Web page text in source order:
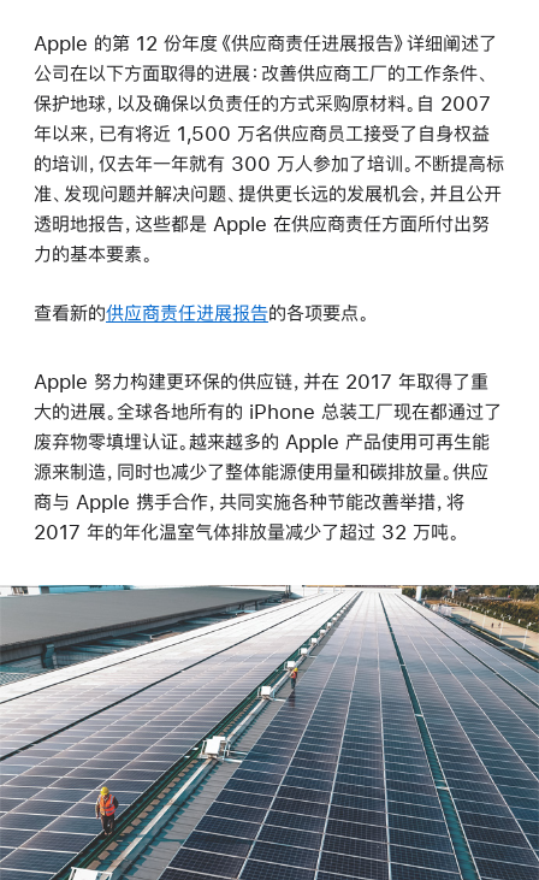
Apple 的第 12 份年度《供应商责任进展报告》详细阐述了
公司在以下方面取得的进展：改善供应商工厂的工作条件、
保护地球，以及确保以负责任的方式采购原材料。自 2007
年以来，已有将近 1,500 万名供应商员工接受了自身权益
的培训，仅去年一年就有 300 万人参加了培训。不断提高标
准、发现问题并解决问题、提供更长远的发展机会，并且公开
透明地报告，这些都是 Apple 在供应商责任方面所付出努
力的基本要素。
查看新的供应商责任进展报告的各项要点。
Apple 努力构建更环保的供应链，并在 2017 年取得了重
大的进展。全球各地所有的 iPhone 总装工厂现在都通过了
废弃物零填埋认证。越来越多的 Apple 产品使用可再生能
源来制造，同时也减少了整体能源使用量和碳排放量。供应
商与 Apple 携手合作，共同实施各种节能改善举措，将
2017 年的年化温室气体排放量减少了超过 32 万吨。